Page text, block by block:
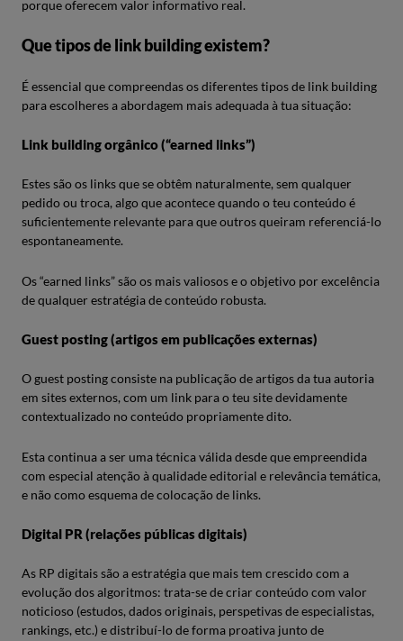
porque oferecem valor informativo real.
Que tipos de link building existem?
É essencial que compreendas os diferentes tipos de link building
para escolheres a abordagem mais adequada à tua situação:
Link building orgânico (“earned links”)
Estes são os links que se obtêm naturalmente, sem qualquer
pedido ou troca, algo que acontece quando o teu conteúdo é
suficientemente relevante para que outros queiram referenciá-lo
espontaneamente.
Os “earned links” são os mais valiosos e o objetivo por excelência
de qualquer estratégia de conteúdo robusta.
Guest posting (artigos em publicações externas)
O guest posting consiste na publicação de artigos da tua autoria
em sites externos, com um link para o teu site devidamente
contextualizado no conteúdo propriamente dito.
Esta continua a ser uma técnica válida desde que empreendida
com especial atenção à qualidade editorial e relevância temática,
e não como esquema de colocação de links.
Digital PR (relações públicas digitais)
As RP digitais são a estratégia que mais tem crescido com a
evolução dos algoritmos: trata-se de criar conteúdo com valor
noticioso (estudos, dados originais, perspetivas de especialistas,
rankings, etc.) e distribuí-lo de forma proativa junto de